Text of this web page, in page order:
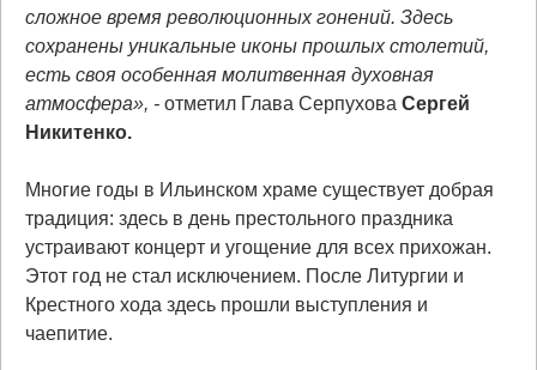
сложное время революционных гонений. Здесь
сохранены уникальные иконы прошлых столетий,
есть своя особенная молитвенная духовная
атмосфера», - отметил Глава Серпухова Сергей
Никитенко.
Многие годы в Ильинском храме существует добрая
традиция: здесь в день престольного праздника
устраивают концерт и угощение для всех прихожан.
Этот год не стал исключением. После Литургии и
Крестного хода здесь прошли выступления и
чаепитие.